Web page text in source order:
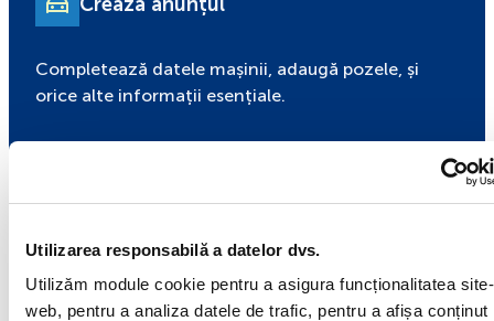
Utilizarea responsabilă a datelor dvs.
Utilizăm module cookie pentru a asigura funcționalitatea
web, pentru a analiza datele de trafic, pentru a afișa conținut
Crează anunțul
Completează datele mașinii, adaugă pozele, și
orice alte informații esențiale.
Cumpărătorii interesați te pot contacta direct.